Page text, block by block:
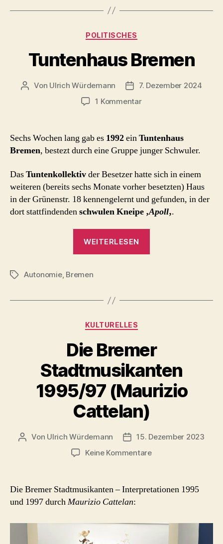
Kategorien
POLITISCHES
Tuntenhaus Bremen
Beitragsautor
Von Ulrich Würdemann Beitragsdatum
7. Dezember 2024
1 Kommentarzu
Sechs Wochen lang gab es 1992einTuntenhaus
Bremen, bestezt durch eine Gruppe junger Schwuler.
DasTuntenkollektivder Besetzer hatte sich in einem
weiteren (bereits sechs Monate vorher besetzten) Haus
in der Grünenstr. 18 kennengelernt und gefunden, in der
dort stattfindendenschwulen Kneipe ‚Apoll‚.
WEITERLESEN
Schlagwörter
Autonomie, Bremen
Kategorien
KULTURELLES
Die Bremer
Stadtmusikanten
1995/97 (Maurizio
Cattelan)
Beitragsautor
Von Ulrich Würdemann Beitragsdatum
15. Dezember 2023
Keine Kommentarezu
Stadtmusikanten
Die Bremer Stadtmusikanten – Interpretationen 1995
und 1997 durchMaurizio Cattelan: